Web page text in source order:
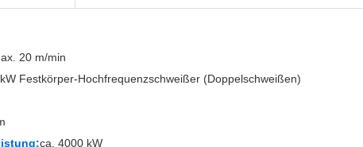
20 m/min
Festkörper-Hochfrequenzschweißer (Doppelschweißen)
ca. 4000 kW